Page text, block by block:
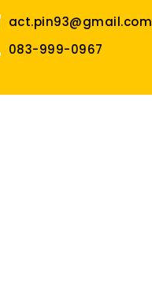
act.pin93@gmail.com
083-999-0967